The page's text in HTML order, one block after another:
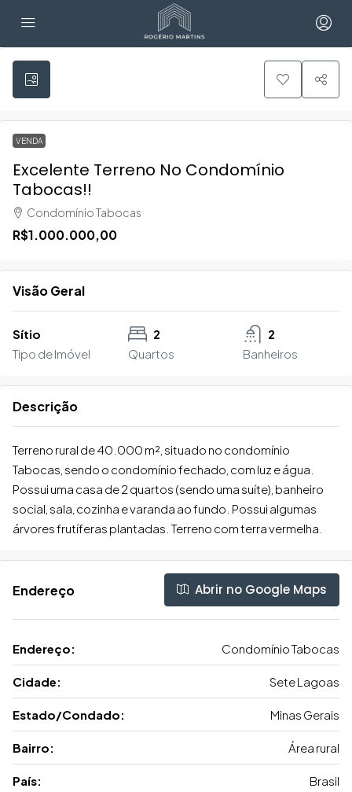
VENDA
Excelente Terreno No Condomínio
Tabocas!!
Condomínio Tabocas
R$1.000.000,00
Visão Geral
Sítio
Tipo de Imóvel
2
Quartos
2
Banheiros
Descrição
Terreno rural de 40.000 m², situado no condomínio
Tabocas, sendo o condomínio fechado, com luz e água.
Possui uma casa de 2 quartos (sendo uma suíte), banheiro
social, sala, cozinha e varanda ao fundo. Possui algumas
árvores frutíferas plantadas. Terreno com terra vermelha.
Endereço Abrir no Google Maps
Endereço: Condomínio Tabocas
Cidade: Sete Lagoas
Estado/Condado: Minas Gerais
Bairro: Área rural
País: Brasil